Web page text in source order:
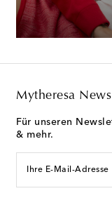
Mytheresa News
Für unseren
& mehr.
Ihre E-Mail-Adresse